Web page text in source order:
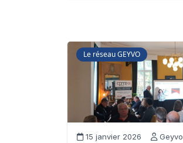
Le réseau GEYVO
15 janvier 2026 Geyvo